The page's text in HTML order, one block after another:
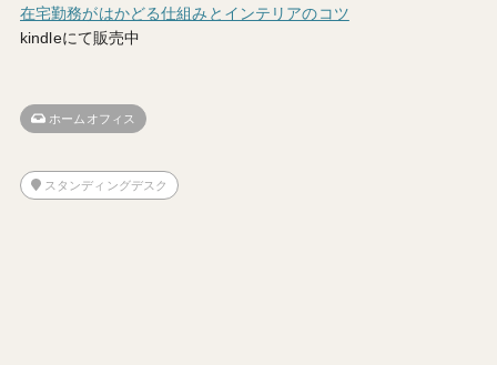
在宅勤務がはかどる仕組みとインテリアのコツ
kindleにて販売中
ホームオフィス
スタンディングデスク